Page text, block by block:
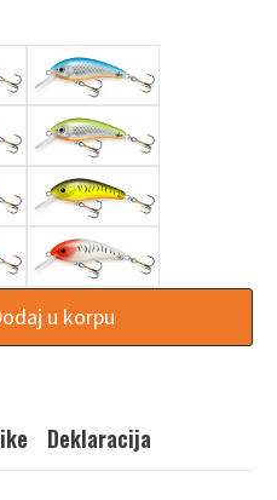
u korpu
Deklaracija